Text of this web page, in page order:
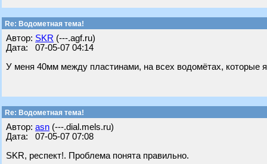
Re: Водометная тема!
Автор: SKR (---.agf.ru)
Дата: 07-05-07 04:14
У меня 40мм между пластинами, на всех водомётах, которые
Re: Водометная тема!
Автор: asn (---.dial.mels.ru)
Дата: 07-05-07 07:08
SKR, респект!. Проблема понята правильно.